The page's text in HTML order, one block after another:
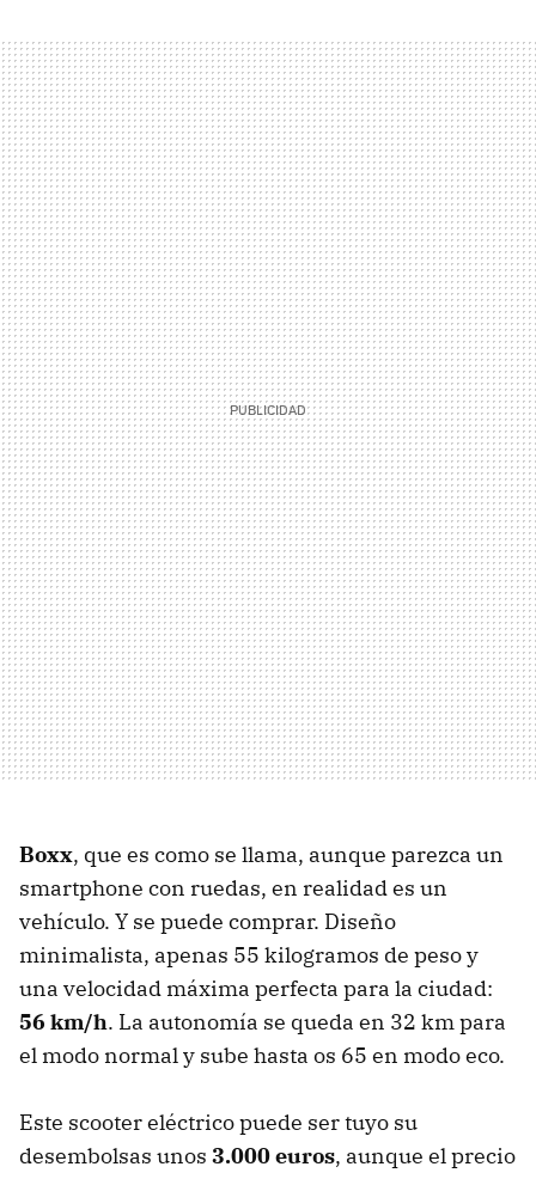
Boxx, que es como se llama, aunque parezca un
smartphone con ruedas, en realidad es un
vehículo. Y se puede comprar. Diseño
minimalista, apenas 55 kilogramos de peso y
una velocidad máxima perfecta para la ciudad:
56 km/h. La autonomía se queda en 32 km para
el modo normal y sube hasta os 65 en modo eco.
Este scooter eléctrico puede ser tuyo su
desembolsas unos 3.000 euros, aunque el precio